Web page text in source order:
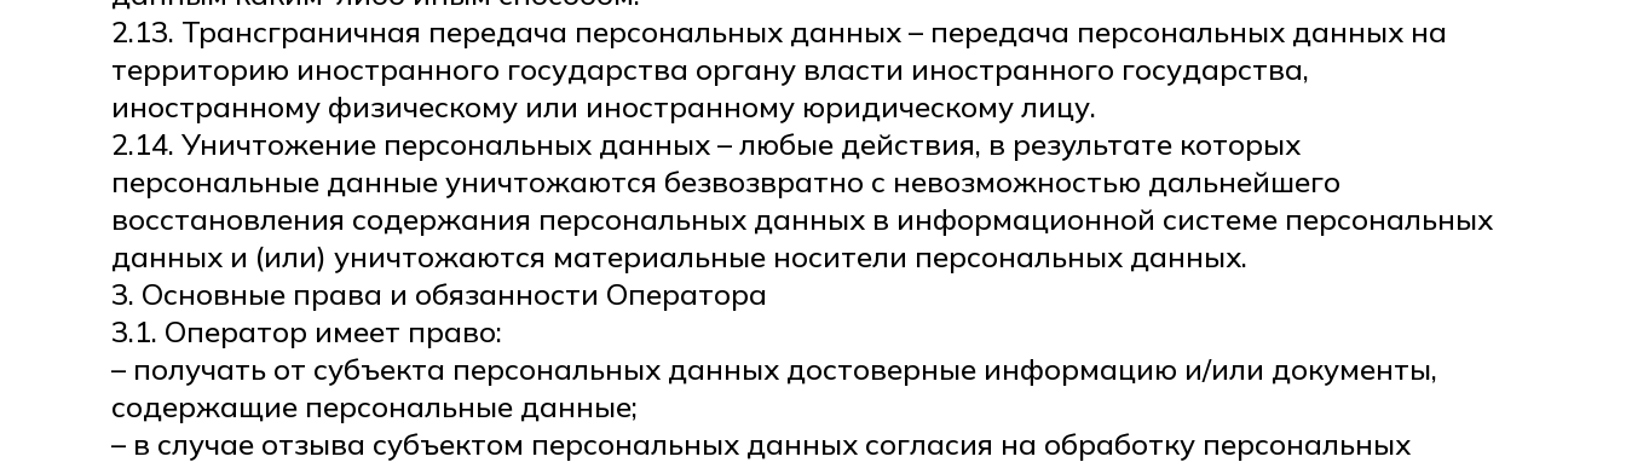
2.13. Трансграничная передача персональных данных – передача персональных данных на
территорию иностранного государства органу власти иностранного государства,
иностранному физическому или иностранному юридическому лицу.
2.14. Уничтожение персональных данных – любые действия, в результате которых
персональные данные уничтожаются безвозвратно с невозможностью дальнейшего
восстановления содержания персональных данных в информационной системе персональных
данных и (или) уничтожаются материальные носители персональных данных.
3. Основные права и обязанности Оператора
3.1. Оператор имеет право:
– получать от субъекта персональных данных достоверные информацию и/или документы,
содержащие персональные данные;
– в случае отзыва субъектом персональных данных согласия на обработку персональных